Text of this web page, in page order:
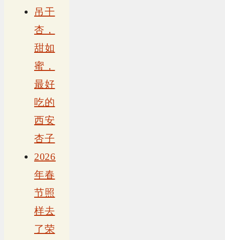
吊干
杏，
甜如
蜜，
最好
吃的
西安
杏子
2026
年春
节照
样去
了荣